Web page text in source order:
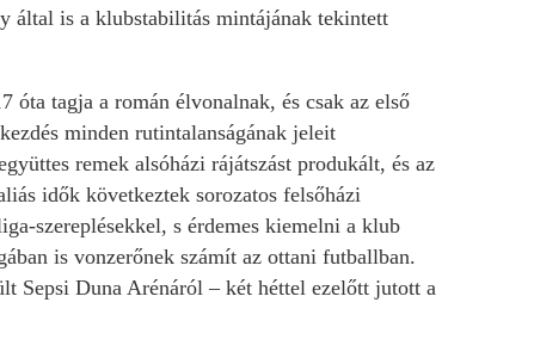
által is a klubstabilitás mintájának tekintett
tagja a román élvonalnak, és csak az első
minden rutintalanságának jeleit
remek alsóházi rájátszást produkált, és az
idők következtek sorozatos felsőházi
szereplésekkel, s érdemes kiemelni a klub
is vonzerőnek számít az ottani futballban.
Sepsi Duna Arénáról – két héttel ezelőtt jutott a